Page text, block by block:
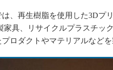
、再生樹脂を使用した3Dプ
家具、リサイクルプラスチッ
ロダクトやマテリアルなどを